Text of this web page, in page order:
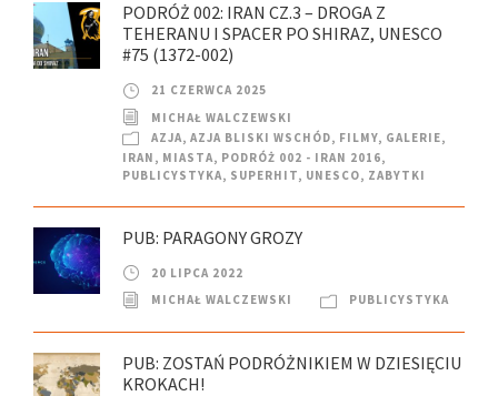
PODRÓŻ 002: IRAN CZ.3 – DROGA Z
TEHERANU I SPACER PO SHIRAZ, UNESCO
#75 (1372-002)
21 CZERWCA 2025
MICHAŁ WALCZEWSKI
AZJA, AZJA BLISKI WSCHÓD, FILMY, GALERIE,
IRAN , MIASTA, PODRÓŻ 002 - IRAN 2016,
PUBLICYSTYKA, SUPERHIT, UNESCO, ZABYTKI
PUB: PARAGONY GROZY
20 LIPCA 2022
MICHAŁ WALCZEWSKI
PUBLICYSTYKA
PUB: ZOSTAŃ PODRÓŻNIKIEM W DZIESIĘCIU
KROKACH!